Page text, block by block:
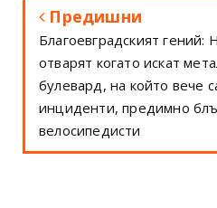
Предишни
Благоевградският гений:
отварят когато искат
булевард, на който вече
инциденти, предимно
велосипедисти